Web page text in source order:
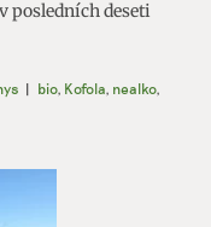
posledních deseti
| bio, Kofola, nealko,